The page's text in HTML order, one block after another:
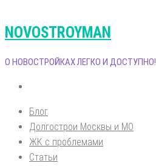
NOVOSTROYMAN
О НОВОСТРОЙКАХ ЛЕГКО И ДОСТУПНО!
Блог
Долгострои Москвы и МО
ЖК с проблемами
Статьи